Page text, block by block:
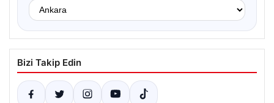
Bizi Takip Edin